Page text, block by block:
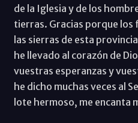
de la Iglesia y de los
tierras. Gracias porque los
las sierras de esta
he llevado al corazón de
vuestras esperanzas y
he dicho muchas veces al
lote hermoso, me encanta